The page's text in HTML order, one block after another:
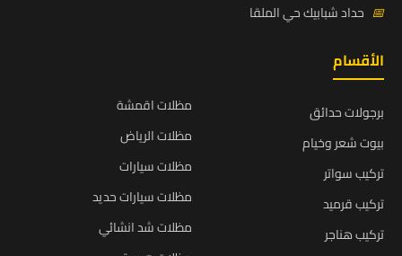
📅 حداد شبابيك حي الملقا
الأقسام
برجولات حدائق
بيوت شعر وخيام
تركيب سواتر
تركيب قرميد
تركيب هناجر
مظلات اقمشة
مظلات الرياض
مظلات سيارات
مظلات سيارات حديد
مظلات شد انشائي